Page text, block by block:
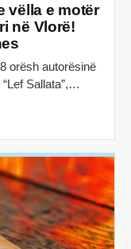
vëlla e motër
në Vlorë!
orësh autorësinë
Sallata”,…